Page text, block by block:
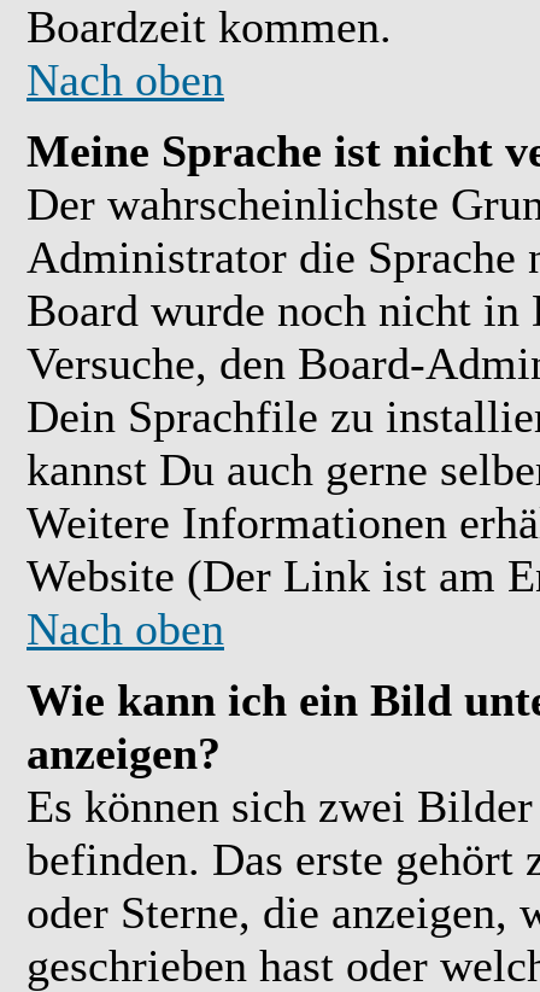
Boardzeit kommen.
Nach oben
Meine Sprache ist nicht
Der wahrscheinlichste
Administrator die Sprache
Board wurde noch nicht in
Versuche, den Board-
Dein Sprachfile zu
kannst Du auch gerne
Weitere Informationen
Website (Der Link ist am
Nach oben
Wie kann ich ein Bild
anzeigen?
Es können sich zwei
befinden. Das erste gehört
oder Sterne, die anzeigen,
geschrieben hast oder